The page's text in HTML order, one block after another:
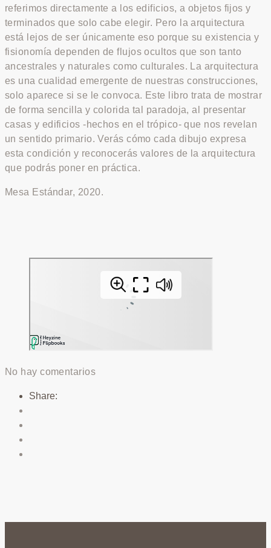
referimos directamente a los edificios, a objetos fijos y
terminados que solo cabe elegir. Pero la arquitectura
está lejos de ser únicamente eso porque su existencia y
fisionomía dependen de flujos ocultos que son tanto
ancestrales y naturales como culturales. La arquitectura
es una cualidad emergente de nuestras construcciones,
solo aparece si se le convoca. Este libro trata de mostrar
de forma sencilla y colorida tal paradoja, al presentar
casas y edificios -hechos en el trópico- que nos revelan
un sentido primario. Verás cómo cada dibujo expresa
esta condición y reconocerás valores de la arquitectura
que podrás poner en práctica.
Mesa Estándar, 2020.
No hay comentarios
Share: